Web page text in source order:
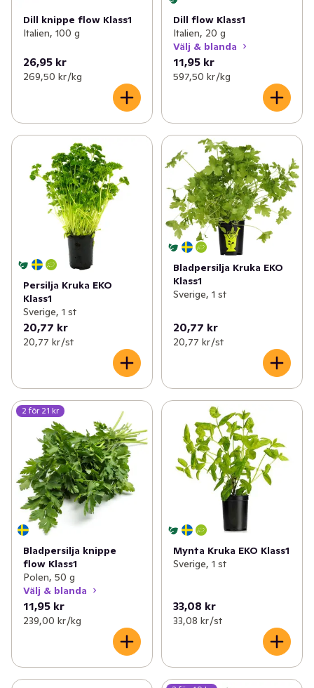
Dill knippe flow Klass1
Italien, 100 g
26,95 kr
269,50 kr /kg
Dill flow Klass1
Italien, 20 g
Välj & blanda
11,95 kr
597,50 kr /kg
Persilja Kruka EKO
Klass1
Sverige, 1 st
20,77 kr
20,77 kr /st
Bladpersilja Kruka EKO
Klass1
Sverige, 1 st
20,77 kr
20,77 kr /st
2 för 21 kr
Bladpersilja knippe
flow Klass1
Polen, 50 g
Välj & blanda
11,95 kr
239,00 kr /kg
Mynta Kruka EKO Klass1
Sverige, 1 st
33,08 kr
33,08 kr /st